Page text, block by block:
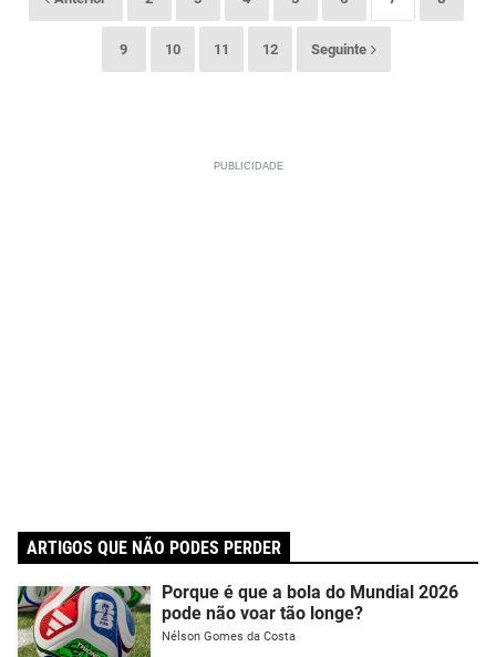
9 10 11 12 Seguinte
ARTIGOS QUE NÃO PODES PERDER
Porque é que a bola do Mundial 2026
pode não voar tão longe?
Nélson Gomes da Costa